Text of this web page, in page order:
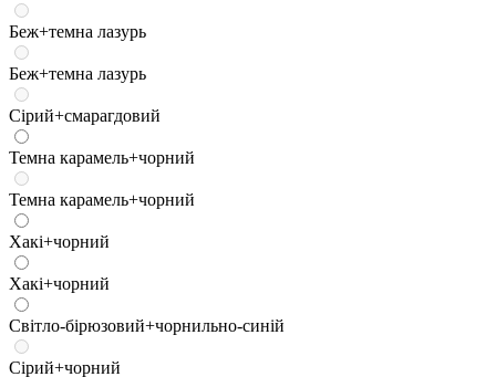
Беж+темна лазурь
Беж+темна лазурь
Сірий+смарагдовий
Темна карамель+чорний
Темна карамель+чорний
Хакі+чорний
Хакі+чорний
Світло-бірюзовий+чорнильно-синій
Сірий+чорний